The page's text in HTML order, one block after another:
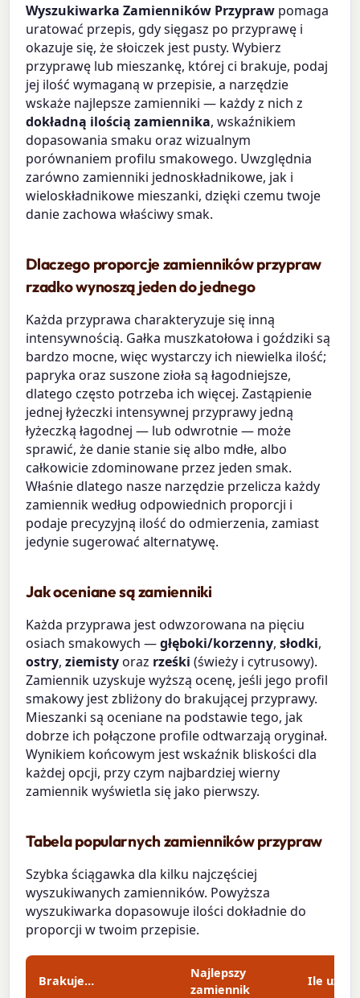
Wyszukiwarka Zamienników Przypraw pomaga
uratować przepis, gdy sięgasz po przyprawę i
okazuje się, że słoiczek jest pusty. Wybierz
przyprawę lub mieszankę, której ci brakuje, podaj
jej ilość wymaganą w przepisie, a narzędzie
wskaże najlepsze zamienniki — każdy z nich z
dokładną ilością zamiennika, wskaźnikiem
dopasowania smaku oraz wizualnym
porównaniem profilu smakowego. Uwzględnia
zarówno zamienniki jednoskładnikowe, jak i
wieloskładnikowe mieszanki, dzięki czemu twoje
danie zachowa właściwy smak.
Dlaczego proporcje zamienników przypraw
rzadko wynoszą jeden do jednego
Każda przyprawa charakteryzuje się inną
intensywnością. Gałka muszkatołowa i goździki są
bardzo mocne, więc wystarczy ich niewielka ilość;
papryka oraz suszone zioła są łagodniejsze,
dlatego często potrzeba ich więcej. Zastąpienie
jednej łyżeczki intensywnej przyprawy jedną
łyżeczką łagodnej — lub odwrotnie — może
sprawić, że danie stanie się albo mdłe, albo
całkowicie zdominowane przez jeden smak.
Właśnie dlatego nasze narzędzie przelicza każdy
zamiennik według odpowiednich proporcji i
podaje precyzyjną ilość do odmierzenia, zamiast
jedynie sugerować alternatywę.
Jak oceniane są zamienniki
Każda przyprawa jest odwzorowana na pięciu
osiach smakowych —głęboki/korzenny,słodki,
ostry,ziemistyoraz rześki (świeży i cytrusowy).
Zamiennik uzyskuje wyższą ocenę, jeśli jego profil
smakowy jest zbliżony do brakującej przyprawy.
Mieszanki są oceniane na podstawie tego, jak
dobrze ich połączone profile odtwarzają oryginał.
Wynikiem końcowym jest wskaźnik bliskości dla
każdej opcji, przy czym najbardziej wierny
zamiennik wyświetla się jako pierwszy.
Tabela popularnych zamienników przypraw
Szybka ściągawka dla kilku najczęściej
wyszukiwanych zamienników. Powyższa
wyszukiwarka dopasowuje ilości dokładnie do
proporcji w twoim przepisie.
Brakuje…
Najlepszy
zamiennik
Ile użyć